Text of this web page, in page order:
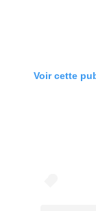
Voir cette